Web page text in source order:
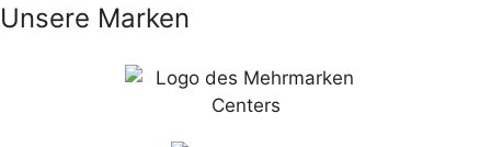
Unsere Marken